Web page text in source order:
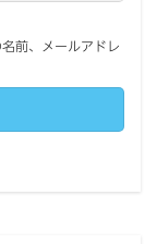
前、メールアドレ